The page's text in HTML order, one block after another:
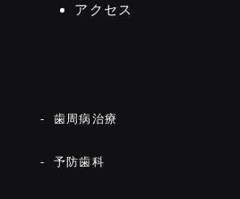
アクセス
歯周病治療
予防歯科